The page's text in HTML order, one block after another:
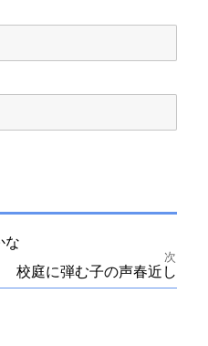
な
次
校庭に弾む子の声春近し